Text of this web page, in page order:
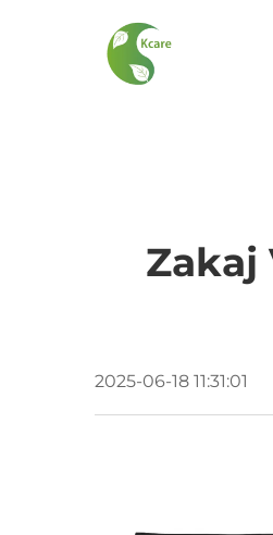
Zakaj
2025-06-18 11:31:01